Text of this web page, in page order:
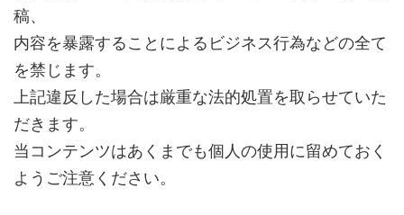
稿、
内容を暴露することによるビジネス行為などの全て
を禁じます。
上記違反した場合は厳重な法的処置を取らせていた
だきます。
当コンテンツはあくまでも個人の使用に留めておく
ようご注意ください。